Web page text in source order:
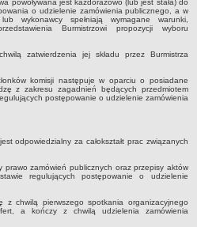
dostępności podmiotu publicznego
powoływana jest każdorazowo (lub jest stała) do
o udzielenie zamówienia publicznego, a w
wykonawcy spełniają wymagane warunki,
Burmistrzowi propozycji wyboru
zatwierdzenia jej składu przez Burmistrza
komisji następuje w oparciu o posiadane
z zakresu zagadnień będących przedmiotem
postępowanie o udzielenie zamówienia
odpowiedzialny za całokształt prac związanych
zamówień publicznych oraz przepisy aktów
regulujących postępowanie o udzielenie
chwilą pierwszego spotkania organizacyjnego
a kończy z chwilą udzielenia zamówienia